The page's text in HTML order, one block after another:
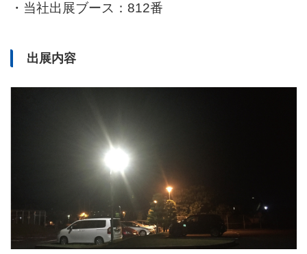
・当社出展ブース：812番
出展内容